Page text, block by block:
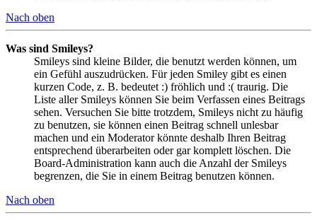
Nach oben
Was sind Smileys?
Smileys sind kleine Bilder, die benutzt werden können, um
ein Gefühl auszudrücken. Für jeden Smiley gibt es einen
kurzen Code, z. B. bedeutet :) fröhlich und :( traurig. Die
Liste aller Smileys können Sie beim Verfassen eines Beitrags
sehen. Versuchen Sie bitte trotzdem, Smileys nicht zu häufig
zu benutzen, sie können einen Beitrag schnell unlesbar
machen und ein Moderator könnte deshalb Ihren Beitrag
entsprechend überarbeiten oder gar komplett löschen. Die
Board-Administration kann auch die Anzahl der Smileys
begrenzen, die Sie in einem Beitrag benutzen können.
Nach oben